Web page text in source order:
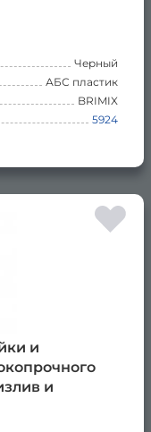
Черный
АБС пластик
BRIMIX
5924
и
и